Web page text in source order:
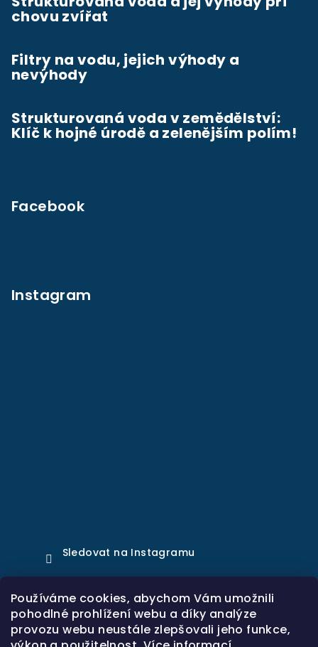
Používáme cookies, abychom Vám umožnili
pohodlné prohlížení webu a díky analýze
provozu webu neustále zlepšovali jeho funkce,
chovu zvířat
Filtry na vodu, jejich výhody a
nevýhody
Strukturovaná voda v zemědělství:
Klíč k hojné úrodě a zelenějším polím!
Facebook
Instagram
Sledovat na Instagramu
Přijímáme online platby